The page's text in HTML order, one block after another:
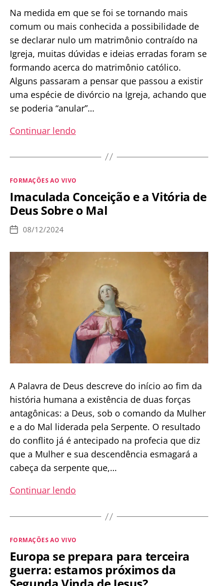
Na medida em que se foi se tornando mais
comum ou mais conhecida a possibilidade de
se declarar nulo um matrimônio contraído na
Igreja, muitas dúvidas e ideias erradas foram se
formando acerca do matrimônio católico.
Alguns passaram a pensar que passou a existir
uma espécie de divórcio na Igreja, achando que
se poderia “anular”…
Continuar lendo
Processos
Declaração
de
Nulidade
na
Categorias
FORMAÇÕES AO VIVO
Imaculada Conceição e a Vitória de
Deus Sobre o Mal
Data
publicação
08/12/2024
A Palavra de Deus descreve do início ao fim da
história humana a existência de duas forças
antagônicas: a Deus, sob o comando da Mulher
e a do Mal liderada pela Serpente. O resultado
do conflito já é antecipado na profecia que diz
que a Mulher e sua descendência esmagará a
cabeça da serpente que,…
Continuar lendo
e
Vitória
de
Deus
Categorias
FORMAÇÕES AO VIVO
Europa se prepara para terceira
guerra: estamos próximos da